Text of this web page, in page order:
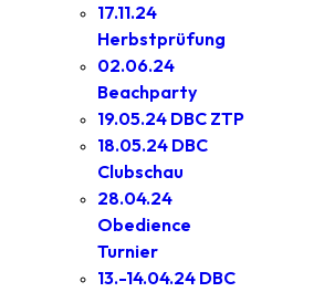
17.11.24
Herbstprüfung
02.06.24
Beachparty
19.05.24 DBC ZTP
18.05.24 DBC
Clubschau
28.04.24
Obedience
Turnier
13.-14.04.24 DBC